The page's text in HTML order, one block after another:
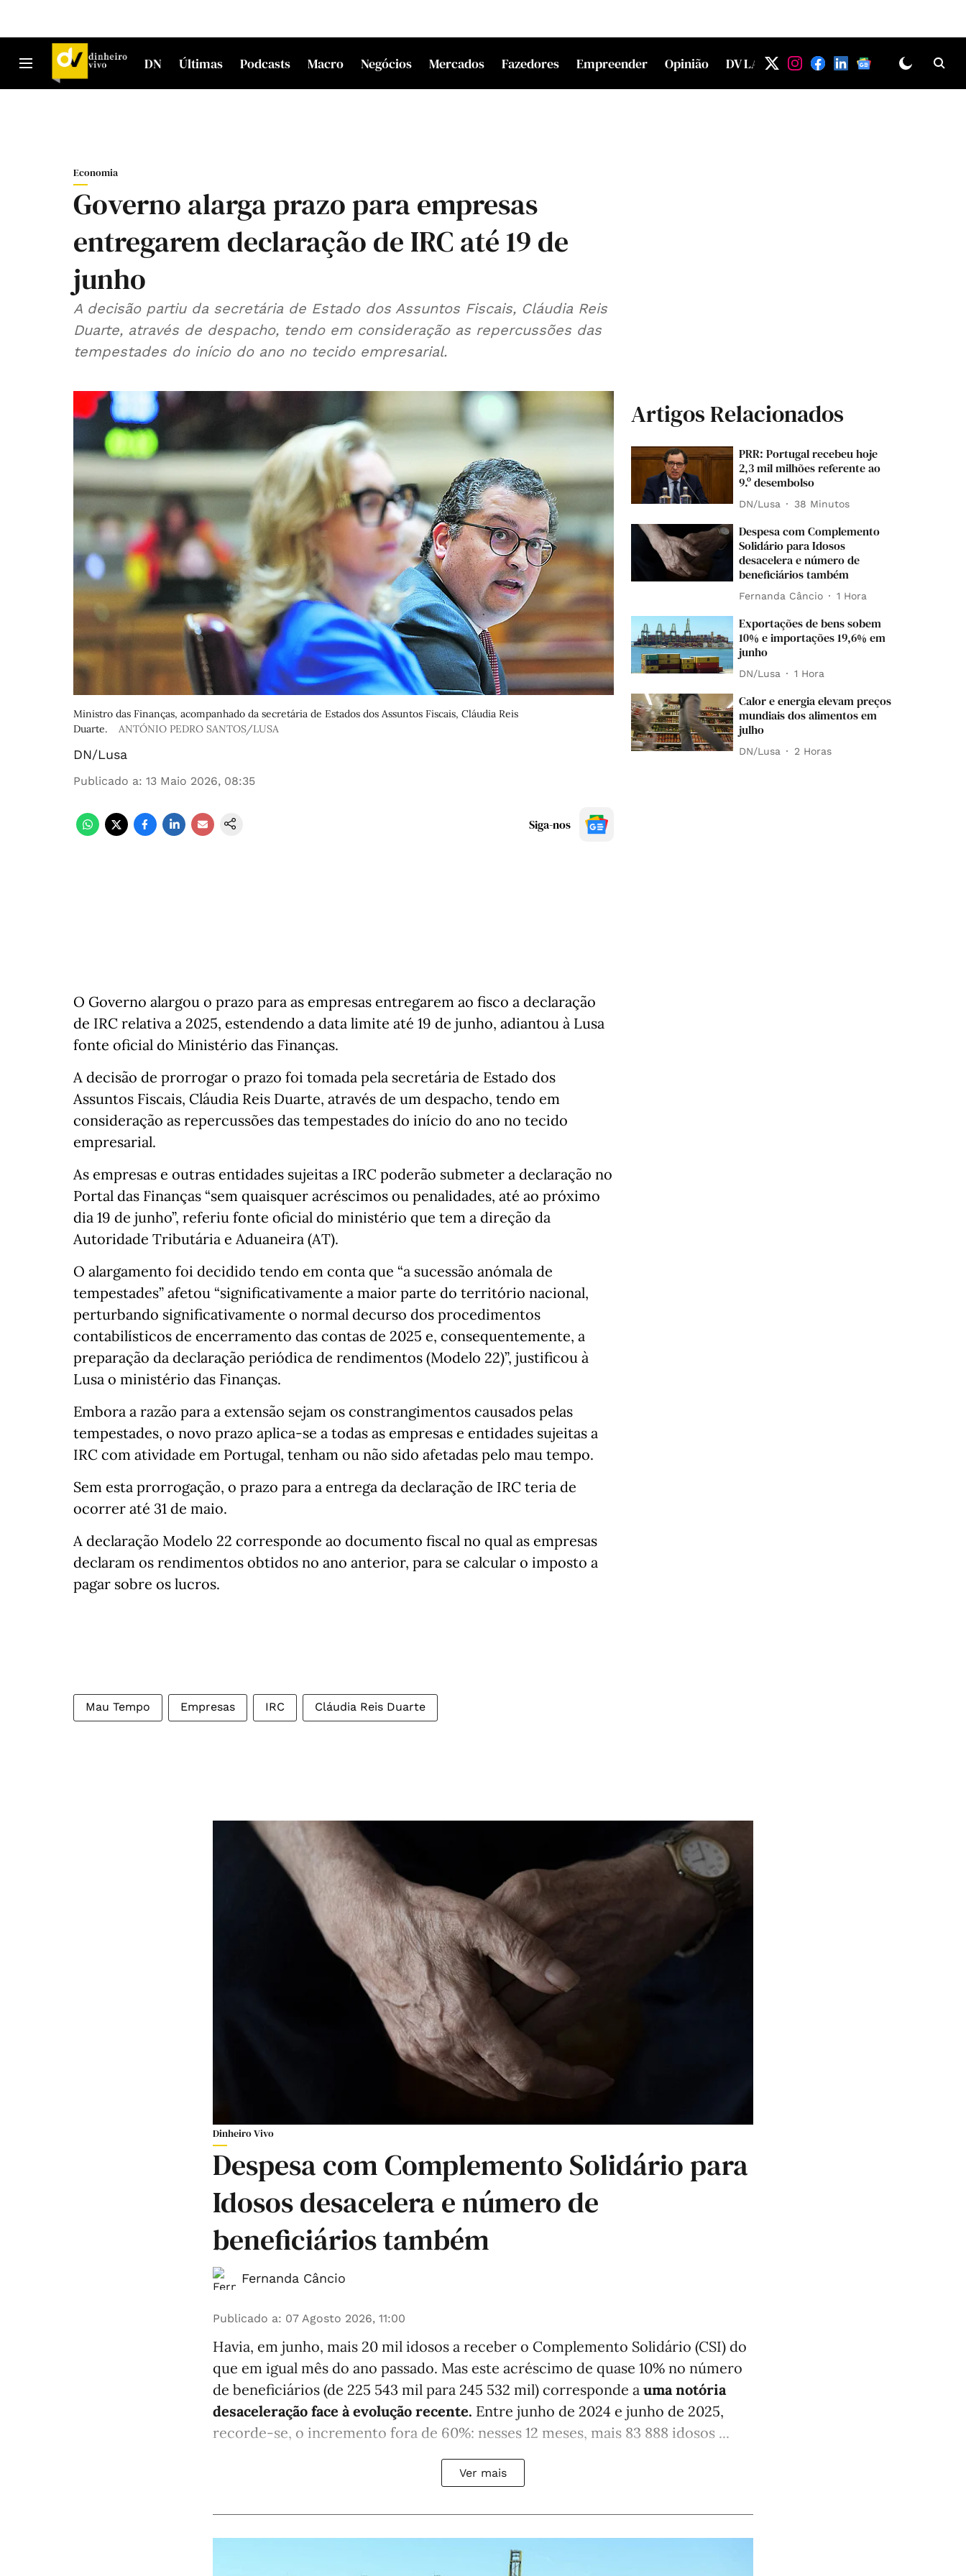
DN Últimas Podcasts Macro Negócios Mercados Fazedores Empreender Opinião DV LAB
Economia
Governo alarga prazo para empresas
entregarem declaração de IRC até 19 de
junho
A decisão partiu da secretária de Estado dos Assuntos Fiscais, Cláudia Reis
Duarte, através de despacho, tendo em consideração as repercussões das
tempestades do início do ano no tecido empresarial.
Ministro das Finanças, acompanhado da secretária de Estados dos Assuntos Fiscais, Cláudia Reis
Duarte.
ANTÓNIO PEDRO SANTOS/LUSA
DN/Lusa
Publicado a: 13 Maio 2026, 08:35
Siga-nos
O Governo alargou o prazo para as empresas entregarem ao fisco a declaração
de IRC relativa a 2025, estendendo a data limite até 19 de junho, adiantou à Lusa
fonte oficial do Ministério das Finanças.
A decisão de prorrogar o prazo foi tomada pela secretária de Estado dos
Assuntos Fiscais, Cláudia Reis Duarte, através de um despacho, tendo em
consideração as repercussões das tempestades do início do ano no tecido
empresarial.
As empresas e outras entidades sujeitas a IRC poderão submeter a declaração no
Portal das Finanças “sem quaisquer acréscimos ou penalidades, até ao próximo
dia 19 de junho”, referiu fonte oficial do ministério que tem a direção da
Autoridade Tributária e Aduaneira (AT).
O alargamento foi decidido tendo em conta que “a sucessão anómala de
tempestades” afetou “significativamente a maior parte do território nacional,
perturbando significativamente o normal decurso dos procedimentos
contabilísticos de encerramento das contas de 2025 e, consequentemente, a
preparação da declaração periódica de rendimentos (Modelo 22)”, justificou à
Lusa o ministério das Finanças.
Embora a razão para a extensão sejam os constrangimentos causados pelas
tempestades, o novo prazo aplica-se a todas as empresas e entidades sujeitas a
IRC com atividade em Portugal, tenham ou não sido afetadas pelo mau tempo.
Sem esta prorrogação, o prazo para a entrega da declaração de IRC teria de
ocorrer até 31 de maio.
A declaração Modelo 22 corresponde ao documento fiscal no qual as empresas
declaram os rendimentos obtidos no ano anterior, para se calcular o imposto a
pagar sobre os lucros.
Mau Tempo Empresas IRC Cláudia Reis Duarte
Artigos Relacionados
PRR: Portugal recebeu hoje
2,3 mil milhões referente ao
9.º desembolso
DN/Lusa 38 Minutos
Despesa com Complemento
Solidário para Idosos
desacelera e número de
beneficiários também
Fernanda Câncio 1 Hora
Exportações de bens sobem
10% e importações 19,6% em
junho
DN/Lusa 1 Hora
Calor e energia elevam preços
mundiais dos alimentos em
julho
DN/Lusa 2 Horas
Dinheiro Vivo
Despesa com Complemento Solidário para
Idosos desacelera e número de
beneficiários também
Fernanda Câncio
Publicado a: 07 Agosto 2026, 11:00
Havia, em junho, mais 20 mil idosos a receber o Complemento Solidário (CSI) do
que em igual mês do ano passado. Mas este acréscimo de quase 10% no número
de beneficiários (de 225 543 mil para 245 532 mil) corresponde a uma notória
desaceleração face à evolução recente. Entre junho de 2024 e junho de 2025,
recorde-se, o incremento fora de 60%: nesses 12 meses, mais 83 888 idosos ...
Ver mais